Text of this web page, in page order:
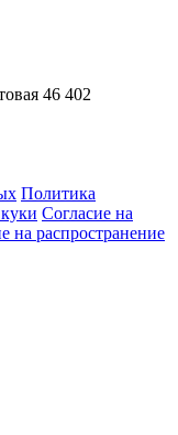
46 402
Политика
Согласие на
на распространение